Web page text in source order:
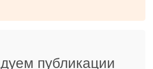
публикации